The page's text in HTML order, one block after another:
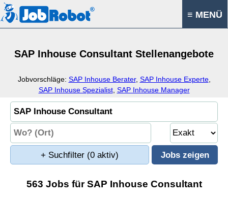
≡ MENÜ
SAP Inhouse Consultant Stellenangebote
Jobvorschläge: SAP Inhouse Berater, SAP Inhouse Experte,
SAP Inhouse Spezialist, SAP Inhouse Manager
+ Suchfilter (0 aktiv)
563 Jobs für SAP Inhouse Consultant